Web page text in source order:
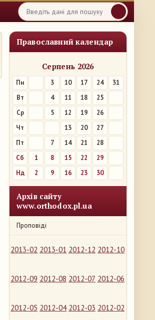
Православний календар
Серпень 2026
Пн 3 10 17 24
31
Вт
4 11 18
25
Ср
5 12 19
26
Чт
13 20
27
Пт
7 14 21
28
Сб
1 8 15 22
29
Нд
2 9 16 23 30
Архів сайту
www.orthodox.pl.ua
Проповіді
2013-02 2013-01 2012-12 2012-10
2012-09 2012-08 2012-07 2012-06
2012-05 2012-04 2012-03 2012-02